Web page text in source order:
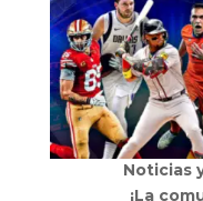
Noticias
¡La